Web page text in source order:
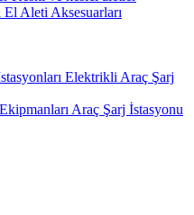
El Aleti Aksesuarları
Elektrikli Araç Şarj
Araç Şarj İstasyonu